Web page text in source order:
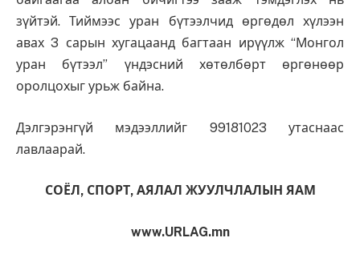
зүйтэй. Тиймээс уран бүтээлчид өргөдөл хүлээн
авах 3 сарын хугацаанд багтаан ирүүлж “Монгол
уран бүтээл” үндэсний хөтөлбөрт өргөнөөр
оролцохыг урьж байна.
Дэлгэрэнгүй мэдээллийг 99181023 утаснаас
лавлаарай.
СОЁЛ, СПОРТ, АЯЛАЛ ЖУУЛЧЛАЛЫН ЯАМ
www.URLAG.mn